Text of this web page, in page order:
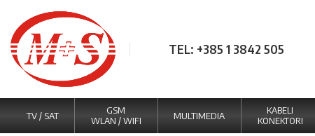
TEL: +385 1 3842 505
TV / SAT
GSM
WLAN / WIFI
MULTIMEDIA
KABELI
KONEKTORI